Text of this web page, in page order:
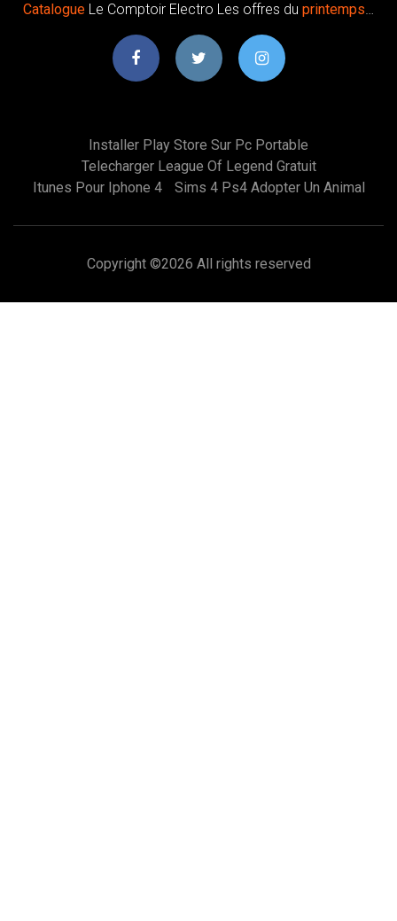
Catalogue Le Comptoir Electro Les offres du printemps
Installer Play Store Sur Pc Portable
Telecharger League Of Legend Gratuit
Itunes Pour Iphone 4
Sims 4 Ps4 Adopter Un Animal
Copyright ©2026 All rights reserved